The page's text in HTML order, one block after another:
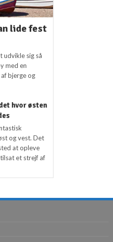
lide fest
udvikle sig så
med en
bjerge og
hvor østen
og vest. Det
at opleve
et strejf af